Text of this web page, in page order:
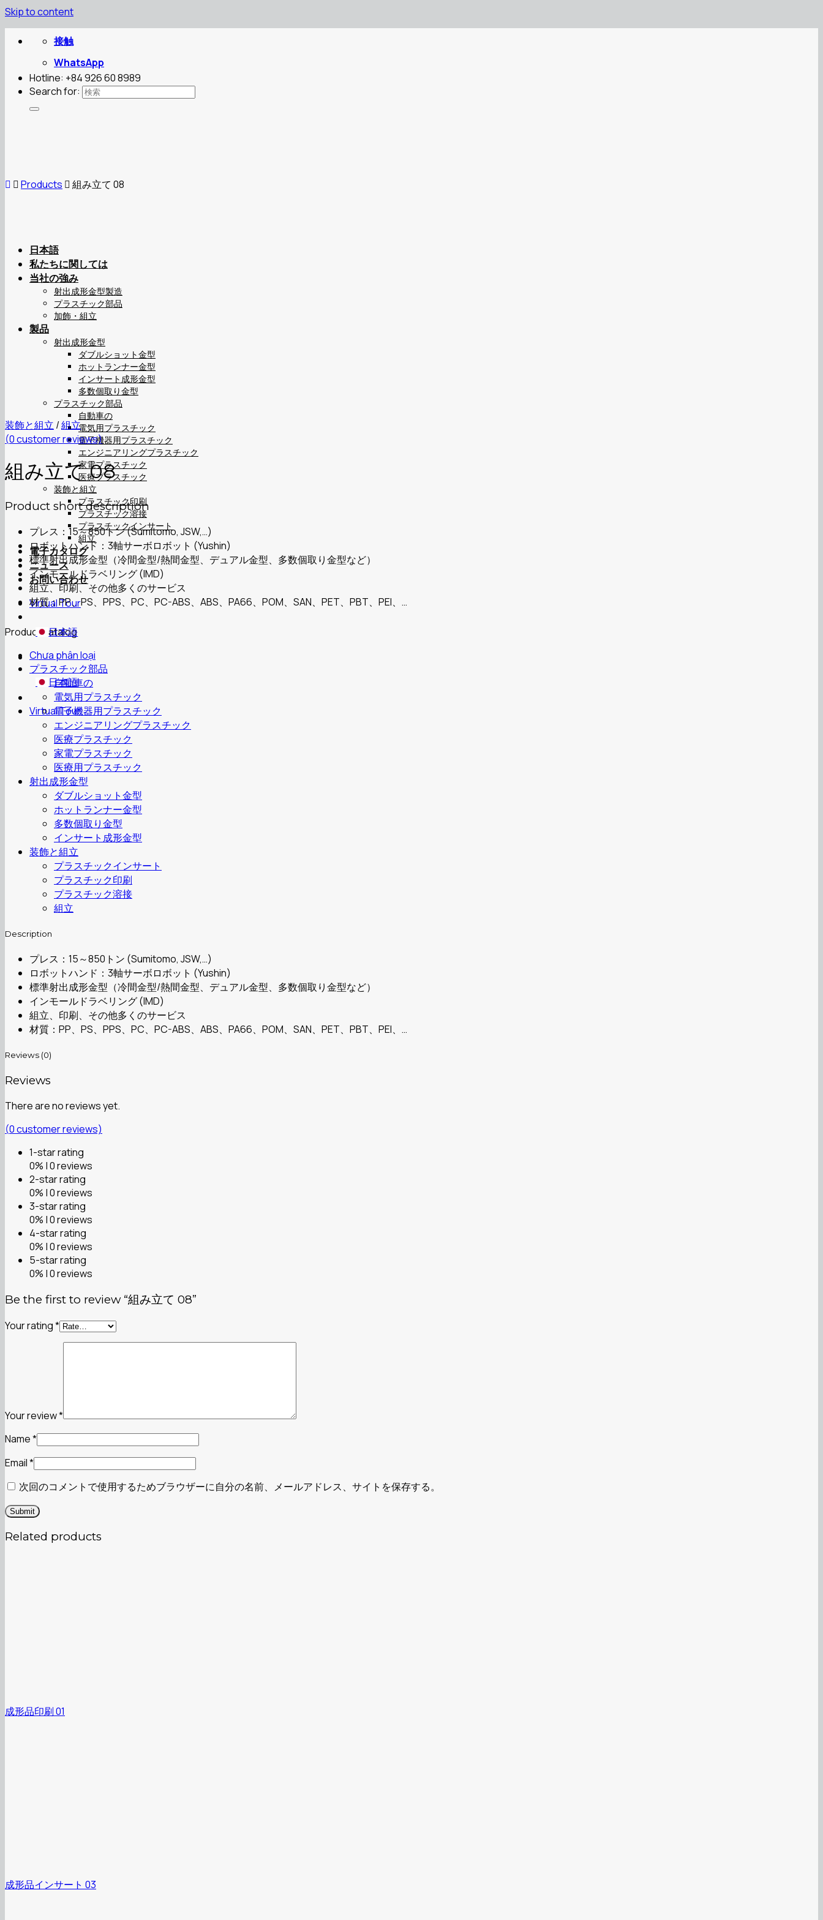
Skip to content
接触
WhatsApp
Hotline: +84 926 60 8989
Search for:
日本語
私たちに関しては
当社の強み
射出成形金型製造
プラスチック部品
加飾・組立
製品
射出成形金型
ダブルショット金型
ホットランナー金型
インサート成形金型
多数個取り金型
プラスチック部品
自動車の
電気用プラスチック
電子機器用プラスチック
エンジニアリングプラスチック
家電プラスチック
医療プラスチック
装飾と組立
プラスチック印刷
プラスチック溶接
プラスチックインサート
組立
電子カタログ
ニュース
お問い合わせ
Virtual Tour
日本語
日本語
Virtual Tour
Products 組み立て 08
装飾と組立 /組立
(0customer reviews)
組み立て 08
Product short description
プレス：15～850トン (Sumitomo, JSW,…)
ロボットハンド：3軸サーボロボット (Yushin)
標準射出成形金型（冷間金型/熱間金型、デュアル金型、多数個取り金型など）
インモールドラベリング (IMD)
組立、印刷、その他多くのサービス
材質：PP、PS、PPS、PC、PC-ABS、ABS、PA66、POM、SAN、PET、PBT、PEI、…
Product catalog
Chưa phân loại
プラスチック部品
自動車の
電気用プラスチック
電子機器用プラスチック
エンジニアリングプラスチック
医療プラスチック
家電プラスチック
医療用プラスチック
射出成形金型
ダブルショット金型
ホットランナー金型
多数個取り金型
インサート成形金型
装飾と組立
プラスチックインサート
プラスチック印刷
プラスチック溶接
組立
Description
プレス：15～850トン (Sumitomo, JSW,…)
ロボットハンド：3軸サーボロボット (Yushin)
標準射出成形金型（冷間金型/熱間金型、デュアル金型、多数個取り金型など）
インモールドラベリング (IMD)
組立、印刷、その他多くのサービス
材質：PP、PS、PPS、PC、PC-ABS、ABS、PA66、POM、SAN、PET、PBT、PEI、…
Reviews (0)
Reviews
There are no reviews yet.
(0customer reviews)
1-star rating
0% | 0 reviews
2-star rating
0% | 0 reviews
3-star rating
0% | 0 reviews
4-star rating
0% | 0 reviews
5-star rating
0% | 0 reviews
Be the first to review “組み立て 08”
Your rating*
Your review*
Name*
Email*
次回のコメントで使用するためブラウザーに自分の名前、メールアドレス、サイトを保存する。
Related products
成形品印刷 01
成形品インサート 03